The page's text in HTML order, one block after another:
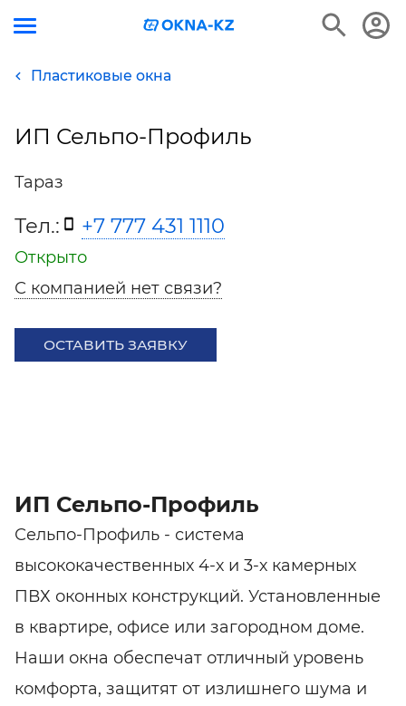
Пластиковые окна
ИП Сельпо-Профиль
Тараз
Тел.: +7 777 431 1110
Открыто
С компанией нет связи?
ОСТАВИТЬ ЗАЯВКУ
ИП Сельпо-Профиль
Сельпо-Профиль - система
высококачественных 4-х и 3-х камерных
ПВХ оконных конструкций. Установленные
в квартире, офисе или загородном доме.
Наши окна обеспечат отличный уровень
комфорта, защитят от излишнего шума и